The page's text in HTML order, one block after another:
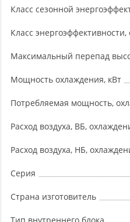
Класс сезонной
Класс
Максимальный перепад
Мощность охлаждения, кВт
Потребляемая мощность,
Расход воздуха, ВБ,
Расход воздуха, НБ,
Серия
Страна изготовитель